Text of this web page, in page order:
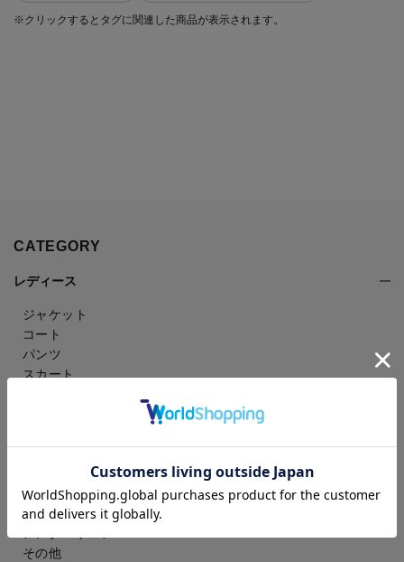
※クリックするとタグに関連した商品が表示されます。
CATEGORY
レディース
ジャケット
コート
パンツ
スカート
シューズ
雑貨・アクセサリー
その他